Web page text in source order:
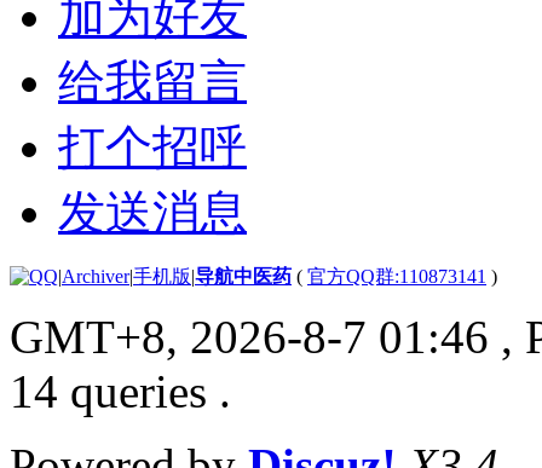
加为好友
给我留言
打个招呼
发送消息
|Archiver|手机版|导航中医药 ( 官方QQ群:110873141 )
GMT+8, 2026-8-7 01:46 ,
14 queries .